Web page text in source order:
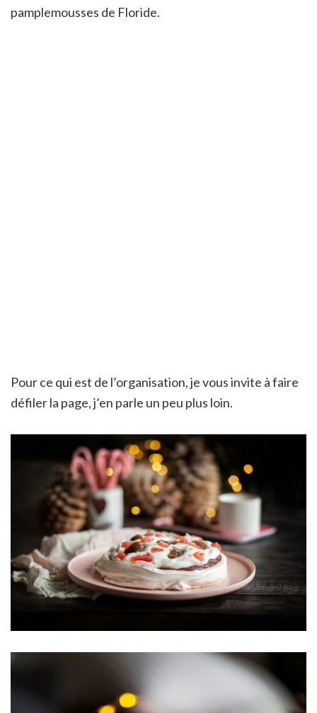
pamplemousses de Floride.
Pour ce qui est de l’organisation, je vous invite à faire
défiler la page, j’en parle un peu plus loin.